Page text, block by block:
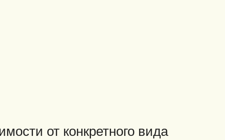
от конкретного вида